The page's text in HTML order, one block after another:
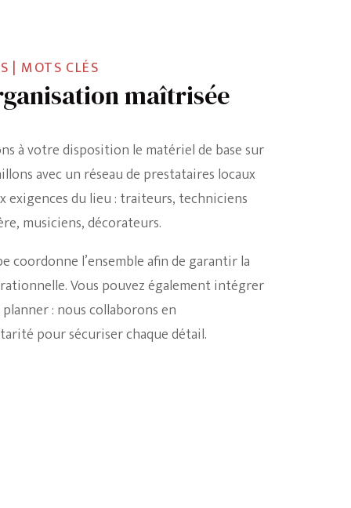
maîtrisée
| MOTS CLÉS
à votre disposition le matériel de base sur
avec un réseau de prestataires locaux
exigences du lieu : traiteurs, techniciens
musiciens, décorateurs.
coordonne l’ensemble afin de garantir la
Vous pouvez également intégrer
: nous collaborons en
pour sécuriser chaque détail.